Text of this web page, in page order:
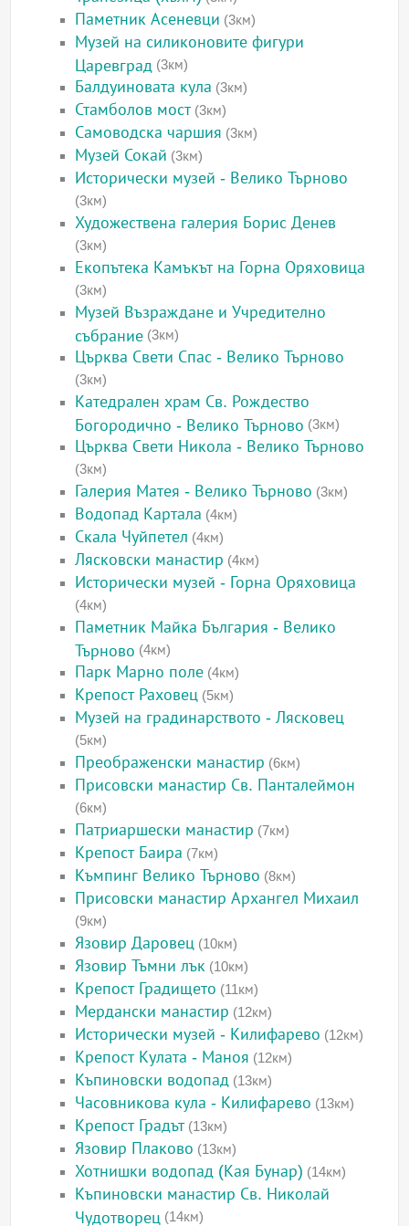
Паметник Асеневци (3км)
Музей на силиконовите фигури
Царевград (3км)
Балдуиновата кула (3км)
Стамболов мост(3км)
Самоводска чаршия (3км)
Музей Сокай (3км)
Исторически музей - Велико Търново
(3км)
Художествена галерия Борис Денев
(3км)
Екопътека Камъкът на Горна Оряховица
(3км)
Музей Възраждане и Учредително
събрание (3км)
Църква Свети Спас - Велико Търново
(3км)
Катедрален храм Св. Рождество
Богородично - Велико Търново (3км)
Църква Свети Никола - Велико Търново
(3км)
Галерия Матея - Велико Търново (3км)
Водопад Картала (4км)
Скала Чуйпетел (4км)
Лясковски манастир (4км)
Исторически музей - Горна Оряховица
(4км)
Паметник Майка България - Велико
Търново (4км)
Парк Марно поле (4км)
Крепост Раховец (5км)
Музей на градинарството - Лясковец
(5км)
Преображенски манастир (6км)
Присовски манастир Св. Панталеймон
(6км)
Патриаршески манастир (7км)
Крепост Баира (7км)
Къмпинг Велико Търново (8км)
Присовски манастир Архангел Михаил
(9км)
Язовир Даровец (10км)
Язовир Тъмни лък (10км)
Крепост Градището (11км)
Мердански манастир (12км)
Исторически музей - Килифарево (12км)
Крепост Кулата - Маноя (12км)
Къпиновски водопад (13км)
Часовникова кула - Килифарево (13км)
Крепост Градът(13км)
Язовир Плаково (13км)
Хотнишки водопад (Кая Бунар) (14км)
Къпиновски манастир Св. Николай
Чудотворец (14км)